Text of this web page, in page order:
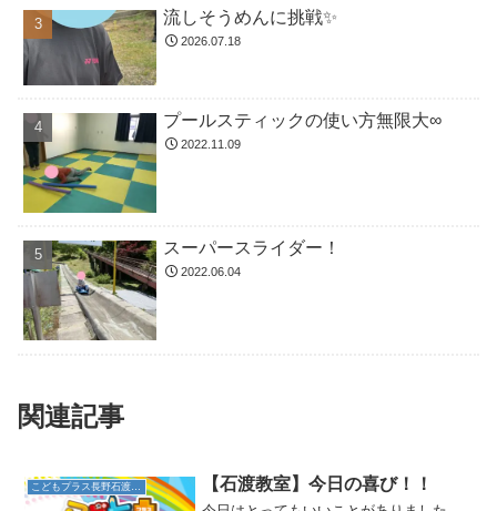
流しそうめんに挑戦✨
2026.07.18
プールスティックの使い方無限大∞
2022.11.09
スーパースライダー！
2022.06.04
関連記事
【石渡教室】今日の喜び！！